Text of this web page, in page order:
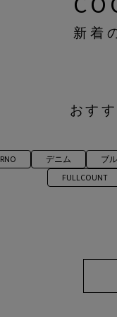
新着
おす
デニム ブ
FULLCOUNT